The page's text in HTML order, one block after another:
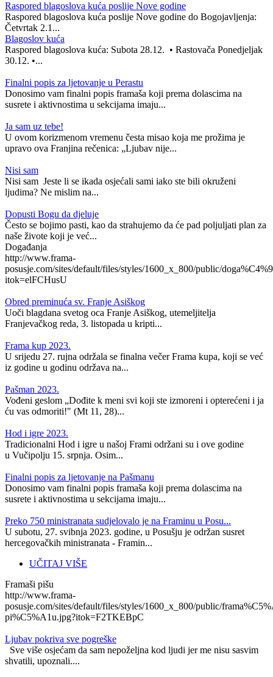
Raspored blagoslova kuća poslije Nove godine
Raspored blagoslova kuća poslije Nove godine do Bogojavljenja:
Četvrtak 2.1...
Blagoslov kuća
Raspored blagoslova kuća: Subota 28.12. • Rastovača Ponedjeljak
30.12. •...
Finalni popis za ljetovanje u Perastu
Donosimo vam finalni popis framaša koji prema dolascima na
susrete i aktivnostima u sekcijama imaju...
Ja sam uz tebe!
U ovom korizmenom vremenu česta misao koja me prožima je
upravo ova Franjina rečenica: „Ljubav nije...
Nisi sam
Nisi sam Jeste li se ikada osjećali sami iako ste bili okruženi
ljudima? Ne mislim na...
Dopusti Bogu da djeluje
Često se bojimo pasti, kao da strahujemo da će pad poljuljati plan za
naše živote koji je već...
Događanja
http://www.frama-
posusje.com/sites/default/files/styles/1600_x_800/public/
itok=elFCHusU
Obred preminuća sv. Franje Asiškog
Uoči blagdana svetog oca Franje Asiškog, utemeljitelja
Franjevačkog reda, 3. listopada u kripti...
Frama kup 2023.
U srijedu 27. rujna održala se finalna večer Frama kupa, koji se već
iz godine u godinu održava na...
Pašman 2023.
Vođeni geslom „Dođite k meni svi koji ste izmoreni i opterećeni i ja
ću vas odmoriti!" (Mt 11, 28)...
Hod i igre 2023.
Tradicionalni Hod i igre u našoj Frami održani su i ove godine
u Vučipolju 15. srpnja. Osim...
Finalni popis za ljetovanje na Pašmanu
Donosimo vam finalni popis framaša koji prema dolascima na
susrete i aktivnostima u sekcijama imaju...
Preko 750 ministranata sudjelovalo je na Framinu u Posu...
U subotu, 27. svibnja 2023. godine, u Posušju je održan susret
hercegovačkih ministranata - Framin...
UČITAJ VIŠE
Framaši pišu
http://www.frama-
posusje.com/sites/default/files/styles/1600_x_800/public/
pi%C5%A1u.jpg?itok=F2TKEBpC
Ljubav pokriva sve pogreške
Sve više osjećam da sam nepoželjna kod ljudi jer me nisu sasvim
shvatili, upoznali....